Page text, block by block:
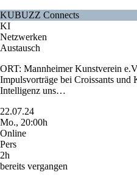
KUBUZZ Connects
KI
Netzwerken
Austausch
ORT: Mannheimer Kunstverein
Impulsvorträge bei Croissants
Intelligenz uns…
22.07.24
Mo., 20:00h
Online
Pers
2h
bereits vergangen